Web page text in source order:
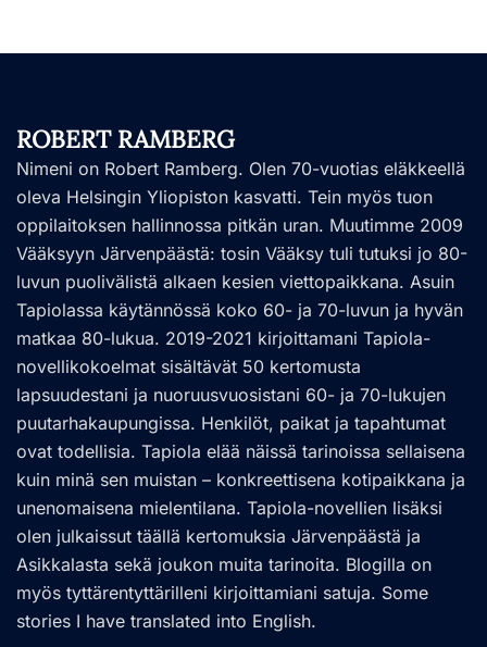
ROBERT RAMBERG
Nimeni on Robert Ramberg. Olen 70-vuotias eläkkeellä
oleva Helsingin Yliopiston kasvatti. Tein myös tuon
oppilaitoksen hallinnossa pitkän uran. Muutimme 2009
Vääksyyn Järvenpäästä: tosin Vääksy tuli tutuksi jo 80-
luvun puolivälistä alkaen kesien viettopaikkana. Asuin
Tapiolassa käytännössä koko 60- ja 70-luvun ja hyvän
matkaa 80-lukua. 2019-2021 kirjoittamani Tapiola-
novellikokoelmat sisältävät 50 kertomusta
lapsuudestani ja nuoruusvuosistani 60- ja 70-lukujen
puutarhakaupungissa. Henkilöt, paikat ja tapahtumat
ovat todellisia. Tapiola elää näissä tarinoissa sellaisena
kuin minä sen muistan – konkreettisena kotipaikkana ja
unenomaisena mielentilana. Tapiola-novellien lisäksi
olen julkaissut täällä kertomuksia Järvenpäästä ja
Asikkalasta sekä joukon muita tarinoita. Blogilla on
myös tyttärentyttärilleni kirjoittamiani satuja. Some
stories I have translated into English.